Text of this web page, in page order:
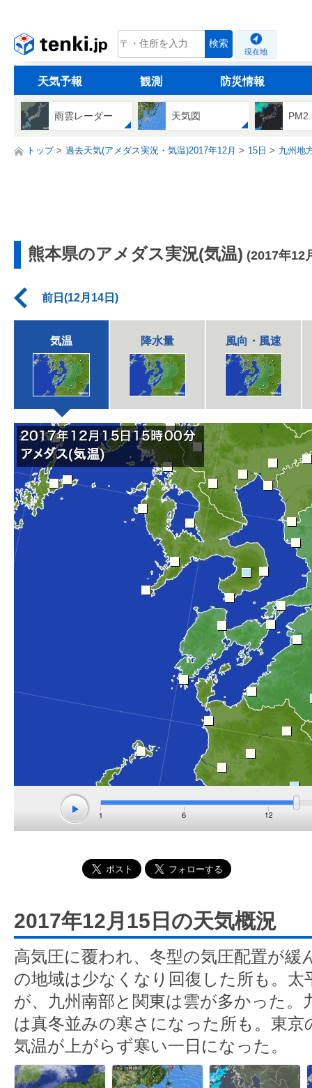
tenki.jp 検索
現在地
天気予報 観測 防災情報
雨雲レーダー 天気図
トップ 過去天気(アメダス実況・気温)2017年12月 15日 九州地
熊本県のアメダス実況(気温) (2017年12
前日(12月14日)
気温 降水量 風向・風速
2017年12月15日の天気概況
高気圧に覆われ、冬型の気圧配置が緩
の地域は少なくなり回復した所も。
が、九州南部と関東は雲が多かった。
は真冬並みの寒さになった所も。東京
気温が上がらず寒い一日になった。